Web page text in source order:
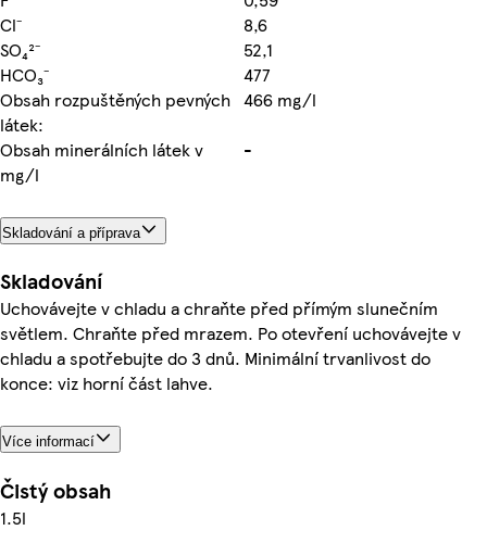
Cl⁻
8,6
SO₄²⁻
52,1
HCO₃⁻
477
Obsah rozpuštěných pevných
látek:
466 mg/l
Obsah minerálních látek v
mg/l
-
Skladování a příprava
Skladování
Uchovávejte v chladu a chraňte před přímým slunečním
světlem. Chraňte před mrazem. Po otevření uchovávejte v
chladu a spotřebujte do 3 dnů. Minimální trvanlivost do
konce: viz horní část lahve.
Více informací
Čistý obsah
1.5l